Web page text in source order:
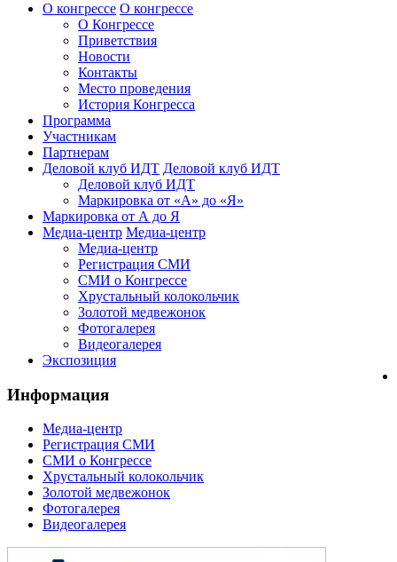
О конгрессе О конгрессе
О Конгрессе
Приветствия
Новости
Контакты
Место проведения
История Конгресса
Программа
Участникам
Партнерам
Деловой клуб ИДТ Деловой клуб ИДТ
Деловой клуб ИДТ
Маркировка от «А» до «Я»
Маркировка от А до Я
Медиа-центр Медиа-центр
Медиа-центр
Регистрация СМИ
СМИ о Конгрессе
Хрустальный колокольчик
Золотой медвежонок
Фотогалерея
Видеогалерея
Экспозиция
Информация
Медиа-центр
Регистрация СМИ
СМИ о Конгрессе
Хрустальный колокольчик
Золотой медвежонок
Фотогалерея
Видеогалерея